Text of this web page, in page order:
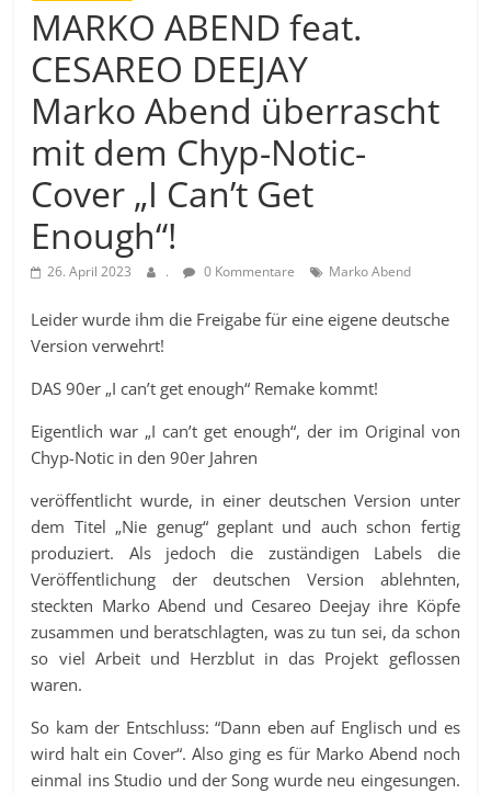
MARKO ABEND feat.
CESAREO DEEJAY
Marko Abend überrascht
mit dem Chyp-Notic-
Cover „I Can’t Get
Enough“!
26. April 2023 . 0 Kommentare Marko Abend
Leider wurde ihm die Freigabe für eine eigene deutsche
Version verwehrt!
DAS 90er „I can’t get enough“ Remake kommt!
Eigentlich war „I can’t get enough“, der im Original von
Chyp-Notic in den 90er Jahren
veröffentlicht wurde, in einer deutschen Version unter
dem Titel „Nie genug“ geplant und auch schon fertig
produziert. Als jedoch die zuständigen Labels die
Veröffentlichung der deutschen Version ablehnten,
steckten Marko Abend und Cesareo Deejay ihre Köpfe
zusammen und beratschlagten, was zu tun sei, da schon
so viel Arbeit und Herzblut in das Projekt geflossen
waren.
So kam der Entschluss: “Dann eben auf Englisch und es
wird halt ein Cover“. Also ging es für Marko Abend noch
einmal ins Studio und der Song wurde neu eingesungen.